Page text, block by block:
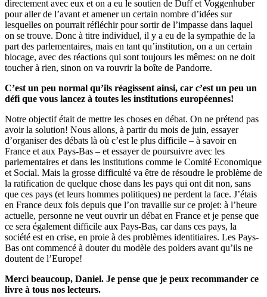
directement avec eux et on a eu le soutien de Duff et Voggenhuber
pour aller de l’avant et amener un certain nombre d’idées sur
lesquelles on pourrait réfléchir pour sortir de l’impasse dans laquel
on se trouve. Donc à titre individuel, il y a eu de la sympathie de la
part des parlementaires, mais en tant qu’institution, on a un certain
blocage, avec des réactions qui sont toujours les mêmes: on ne doit
toucher à rien, sinon on va rouvrir la boîte de Pandorre.
C’est un peu normal qu’ils réagissent ainsi, car c’est un peu un
défi que vous lancez à toutes les institutions européennes!
Notre objectif était de mettre les choses en débat. On ne prétend pas
avoir la solution! Nous allons, à partir du mois de juin, essayer
d’organiser des débats là où c’est le plus difficile – à savoir en
France et aux Pays-Bas – et essayer de poursuivre avec les
parlementaires et dans les institutions comme le Comité Economique
et Social. Mais la grosse difficulté va être de résoudre le problème de
la ratification de quelque chose dans les pays qui ont dit non, sans
que ces pays (et leurs hommes politiques) ne perdent la face. J’étais
en France deux fois depuis que l’on travaille sur ce projet: à l’heure
actuelle, personne ne veut ouvrir un débat en France et je pense que
ce sera également difficile aux Pays-Bas, car dans ces pays, la
société est en crise, en proie à des problèmes identitiaires. Les Pays-
Bas ont commencé à douter du modèle des polders avant qu’ils ne
doutent de l’Europe!
Merci beaucoup, Daniel. Je pense que je peux recommander ce
livre à tous nos lecteurs.